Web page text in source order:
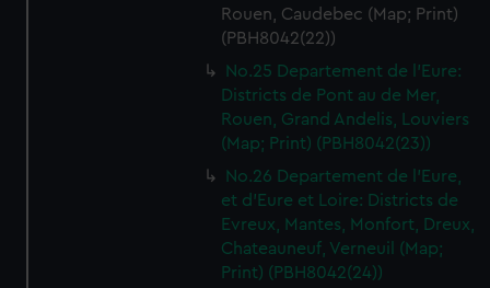
Rouen, Caudebec (Map; Print)
(PBH8042(22))
No.25 Departement de l'Eure:
Districts de Pont au de Mer,
Rouen, Grand Andelis, Louviers
(Map; Print) (PBH8042(23))
No.26 Departement de l'Eure,
et d'Eure et Loire: Districts de
Evreux, Mantes, Monfort, Dreux,
Chateauneuf, Verneuil (Map;
Print) (PBH8042(24))